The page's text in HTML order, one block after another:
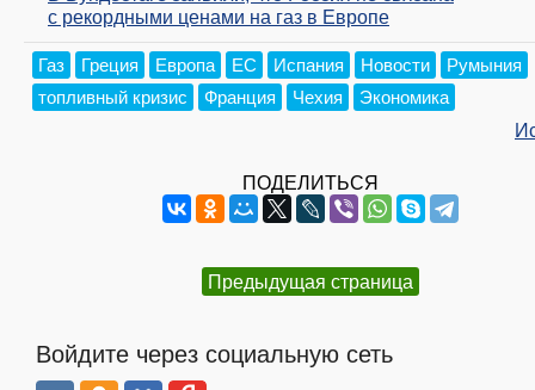
с рекордными ценами на газ в Европе
Газ Греция Европа ЕС Испания Новости
Румыния
топливный кризис
Франция Чехия Экономика
ПОДЕЛИТЬСЯ
Предыдущая страница
Войдите через социальную сеть